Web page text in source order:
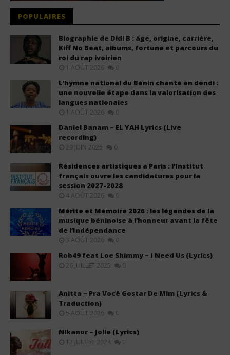
POPULAIRES
Biographie de Didi B : âge, origine, carrière,
Kiff No Beat, albums, fortune et parcours du
roi du rap ivoirien
1 AOÛT 2026 0
L’hymne national du Bénin chanté en dendi :
une nouvelle étape dans la valorisation des
langues nationales
1 AOÛT 2026 0
Daniel Banam – EL YAH Lyrics (Live
recording)
29 JUIN 2025 0
Résidences artistiques à Paris : l’Institut
français ouvre les candidatures pour la
session 2027-2028
4 AOÛT 2026 0
Mérite et Mémoire 2026 : les légendes de la
musique béninoise à l’honneur avant la fête
de l’Indépendance
3 AOÛT 2026 0
Rob49 feat Loe Shimmy – I Need Us (Lyrics)
26 JUILLET 2025 0
Anitta – Pra Você Gostar De Mim (Lyrics &
Traduction)
5 AOÛT 2026 0
Nikanor – Jolie (Lyrics)
12 JUILLET 2024 1